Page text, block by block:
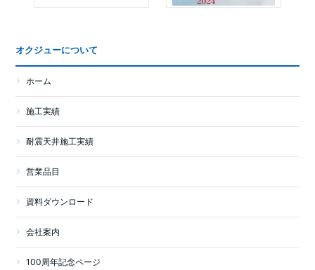
オクジューについて
ホーム
施工実績
耐震天井施工実績
営業品目
資料ダウンロード
会社案内
100周年記念ページ